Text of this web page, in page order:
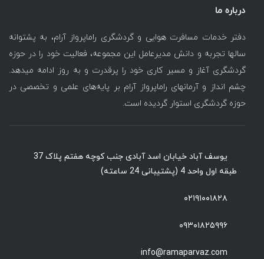
درباره ما
دفتر خدمات مسافرت هوایی و گردشگری راماپرواز آرام، به پشتوانه
سالها تجربه و دانش مدیرعامل این مجموعه، فعالیت خود را در حوزه
گردشگری آغاز و مسیر کاری خود را پرقدرت و به روز ادامه میدهد.
چشم انداز و آرمانهای راماپرواز آرام بر پایه‌های علمی و تخصصی در
حوزه گردشگری استوار گردیده است.
یوسف آباد خیابان اسد آبادی جنب کوچه هفتم پلاک 37
طبقه اول واحد 4 (پشتیبانی 24 ساعته)
۰۲۱۹۱۰۰۱۸۲۸
۰۹۳۰۱۸۲۵۹۹۶
info@ramaparvaz.com